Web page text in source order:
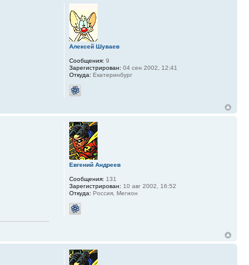
Алексей Шуваев
Сообщения: 9
Зарегистрирован: 04 сен 2002, 12:41
Откуда: Екатеринбург
Евгений Андреев
Сообщения: 131
Зарегистрирован: 10 авг 2002, 16:52
Откуда: Россия, Мегион